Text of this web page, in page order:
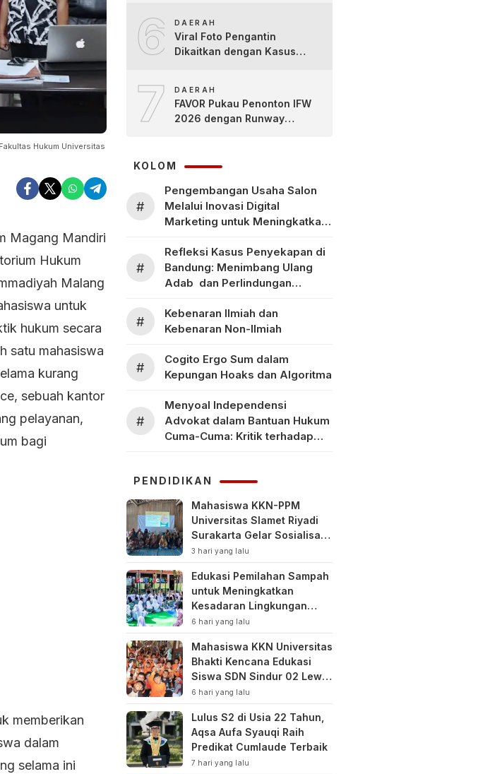
Hukum Universitas
Magang Mandiri
Hukum
Malang
untuk
hukum secara
satu mahasiswa
kurang
sebuah kantor
pelayanan,
bagi
memberikan
dalam
selama ini
6 DAERAH
Viral Foto Pengantin
Dikaitkan dengan Kasus
7 DAERAH
FAVOR Pukau Penonton IFW
2026 dengan Runway
KOLOM
#
Pengembangan Usaha Salon
Melalui Inovasi Digital
Marketing untuk Meningkatkan
Salon Mitra, Selong Lombok
Timur
#
Refleksi Kasus Penyekapan di
Bandung: Menimbang Ulang
Adab dan Perlindungan
#
Kebenaran Ilmiah dan
Kebenaran Non-Ilmiah
#
Cogito Ergo Sum dalam
Kepungan Hoaks dan Algoritma
#
Menyoal Independensi
Advokat dalam Bantuan Hukum
Cuma-Cuma: Kritik terhadap
PENDIDIKAN
Mahasiswa KKN-PPM
Universitas Slamet Riyadi
Surakarta Gelar Sosialisasi
Pengelolaan Keuangan
Keluarga
3 hari yang lalu
Edukasi Pemilahan Sampah
untuk Meningkatkan
Kesadaran Lingkungan
Sejak Dini di SDN Pacul 1
dan TK Kartini
6 hari yang lalu
Mahasiswa KKN Universitas
Bhakti Kencana Edukasi
Siswa SDN Sindur 02 Lewat
Program SIGERCEP
6 hari yang lalu
Lulus S2 di Usia 22 Tahun,
Aqsa Aufa Syauqi Raih
Predikat Cumlaude Terbaik
7 hari yang lalu